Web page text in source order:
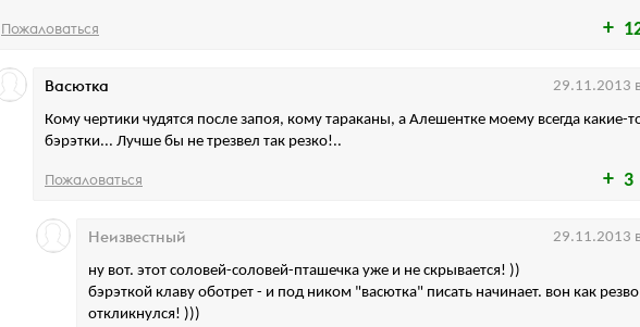
Пожаловаться
3
Кому чертики чудятся после запоя, кому тараканы, а Алешентке моему всегда какие-
бэрэтки... Лучше бы не трезвел так резко!..
Васютка 29.11.2013
Пожаловаться
ну вот. этот соловей-соловей-пташечка уже и не скрывается! ))
бэрэткой клаву оботрет - и под ником "васютка" писать начинает. вон как резво
откликнулся! )))
Неизвестный 29.11.2013